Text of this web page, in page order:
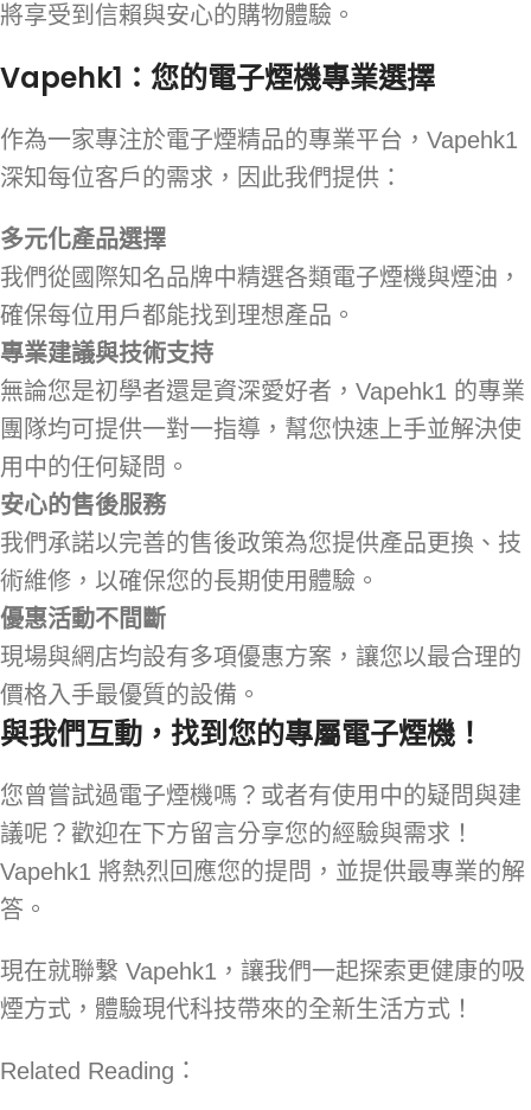
將享受到信賴與安心的購物體驗。
Vapehk1：您的電子煙機專業選擇
作為一家專注於電子煙精品的專業平台，Vapehk1
深知每位客戶的需求，因此我們提供：
多元化產品選擇
我們從國際知名品牌中精選各類電子煙機與煙油，
確保每位用戶都能找到理想產品。
專業建議與技術支持
無論您是初學者還是資深愛好者，Vapehk1 的專業
團隊均可提供一對一指導，幫您快速上手並解決使
用中的任何疑問。
安心的售後服務
我們承諾以完善的售後政策為您提供產品更換、技
術維修，以確保您的長期使用體驗。
優惠活動不間斷
現場與網店均設有多項優惠方案，讓您以最合理的
價格入手最優質的設備。
與我們互動，找到您的專屬電子煙機！
您曾嘗試過電子煙機嗎？或者有使用中的疑問與建
議呢？歡迎在下方留言分享您的經驗與需求！
Vapehk1 將熱烈回應您的提問，並提供最專業的解
答。
現在就聯繫 Vapehk1，讓我們一起探索更健康的吸
煙方式，體驗現代科技帶來的全新生活方式！
Related Reading：